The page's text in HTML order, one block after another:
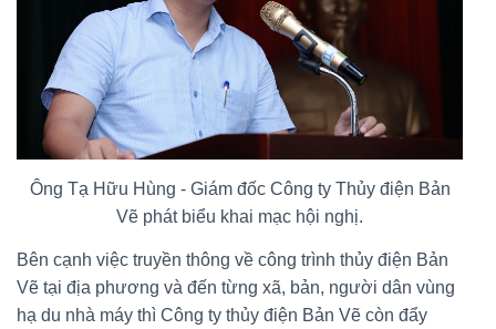
Ông Tạ Hữu Hùng - Giám đốc Công ty Thủy điện Bản
Vẽ phát biểu khai mạc hội nghị.
Bên cạnh việc truyền thông về công trình thủy điện Bản
Vẽ tại địa phương và đến từng xã, bản, người dân vùng
hạ du nhà máy thì Công ty thủy điện Bản Vẽ còn đẩy